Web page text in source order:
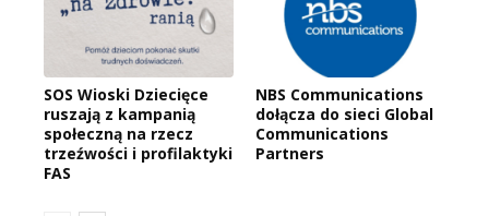
SOS Wioski Dziecięce
ruszają z kampanią
społeczną na rzecz
trzeźwości i profilaktyki
FAS
NBS Communications
dołącza do sieci Global
Communications
Partners